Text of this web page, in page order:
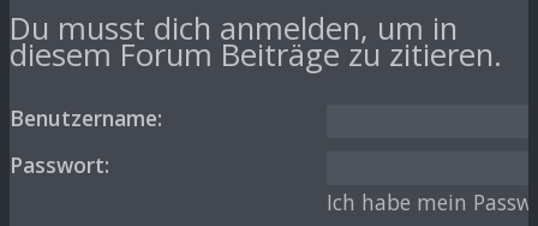
Du musst dich anmelden, um in
diesem Forum Beiträge zu zitieren.
Benutzername:
Passwort:
Ich habe mein